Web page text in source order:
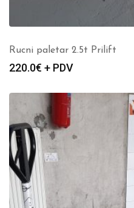
Rucni paletar 2.5t Prilift
220.0€ + PDV